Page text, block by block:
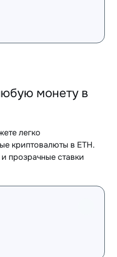
монету в
легко
криптовалюты в ETH.
прозрачные ставки